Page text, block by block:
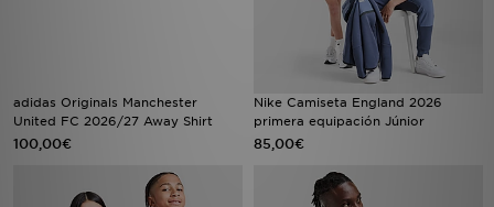
adidas Originals Manchester
United FC 2026/27 Away Shirt
100,00€
Nike Camiseta England 2026
primera equipación Júnior
85,00€